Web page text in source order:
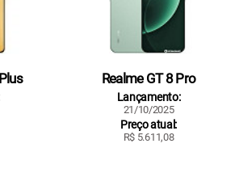
Realme GT 8 Pro
Lançamento:
21/10/2025
Preço atual:
R$ 5.611,08